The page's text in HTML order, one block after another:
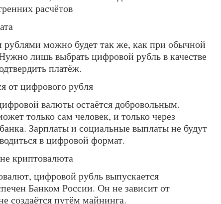
расчётов
можно будет так же, как при обычной
лишь выбрать цифровой рубль в качестве
платёж.
от цифрового рубля
валюты остаётся добровольным.
только сам человек, и только через
Зарплаты и социальные выплаты не будут
в цифровой формат.
криптовалюта
цифровой рубль выпускается
Банком России. Он не зависит от
создаётся путём майнинга.